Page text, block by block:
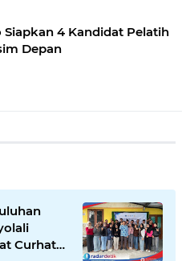
Siapkan 4 Kandidat Pelatih
Depan
Curhat